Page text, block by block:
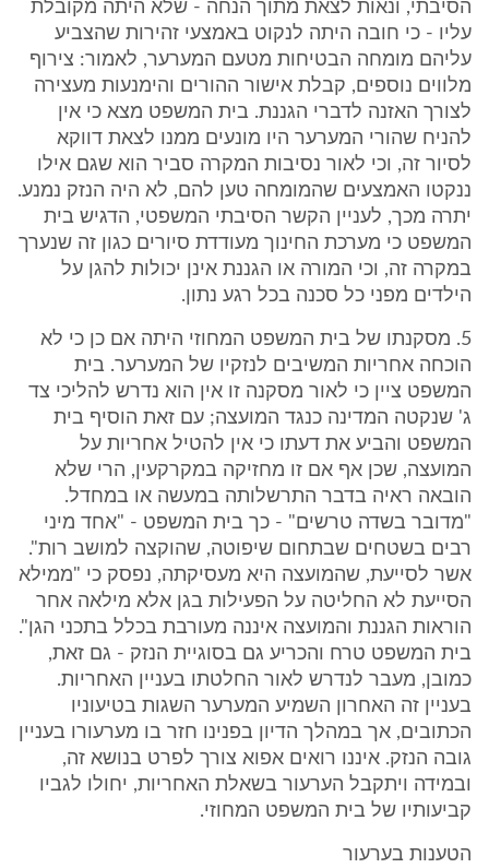
הסיבתי, ונאות לצאת מתוך הנחה - שלא היתה מקובלת
עליו - כי חובה היתה לנקוט באמצעי זהירות שהצביע
עליהם מומחה הבטיחות מטעם המערער, לאמור: צירוף
מלווים נוספים, קבלת אישור ההורים והימנעות מעצירה
לצורך האזנה לדברי הגננת. בית המשפט מצא כי אין
להניח שהורי המערער היו מונעים ממנו לצאת דווקא
לסיור זה, וכי לאור נסיבות המקרה סביר הוא שגם אילו
ננקטו האמצעים שהמומחה טען להם, לא היה הנזק נמנע.
יתרה מכך, לעניין הקשר הסיבתי המשפטי, הדגיש בית
המשפט כי מערכת החינוך מעודדת סיורים כגון זה שנערך
במקרה זה, וכי המורה או הגננת אינן יכולות להגן על
הילדים מפני כל סכנה בכל רגע נתון.
5. מסקנתו של בית המשפט המחוזי היתה אם כן כי לא
הוכחה אחריות המשיבים לנזקיו של המערער. בית
המשפט ציין כי לאור מסקנה זו אין הוא נדרש להליכי צד
ג' שנקטה המדינה כנגד המועצה; עם זאת הוסיף בית
המשפט והביע את דעתו כי אין להטיל אחריות על
המועצה, שכן אף אם זו מחזיקה במקרקעין, הרי שלא
הובאה ראיה בדבר התרשלותה במעשה או במחדל.
"מדובר בשדה טרשים" - כך בית המשפט - "אחד מיני
רבים בשטחים שבתחום שיפוטה, שהוקצה למושב רות".
אשר לסייעת, שהמועצה היא מעסיקתה, נפסק כי "ממילא
הסייעת לא החליטה על הפעילות בגן אלא מילאה אחר
הוראות הגננת והמועצה איננה מעורבת בכלל בתכני הגן".
בית המשפט טרח והכריע גם בסוגיית הנזק - גם זאת,
כמובן, מעבר לנדרש לאור החלטתו בעניין האחריות.
בעניין זה האחרון השמיע המערער השגות בטיעוניו
הכתובים, אך במהלך הדיון בפנינו חזר בו מערעורו בעניין
גובה הנזק. איננו רואים אפוא צורך לפרט בנושא זה,
ובמידה ויתקבל הערעור בשאלת האחריות, יחולו לגביו
קביעותיו של בית המשפט המחוזי.
הטענות בערעור